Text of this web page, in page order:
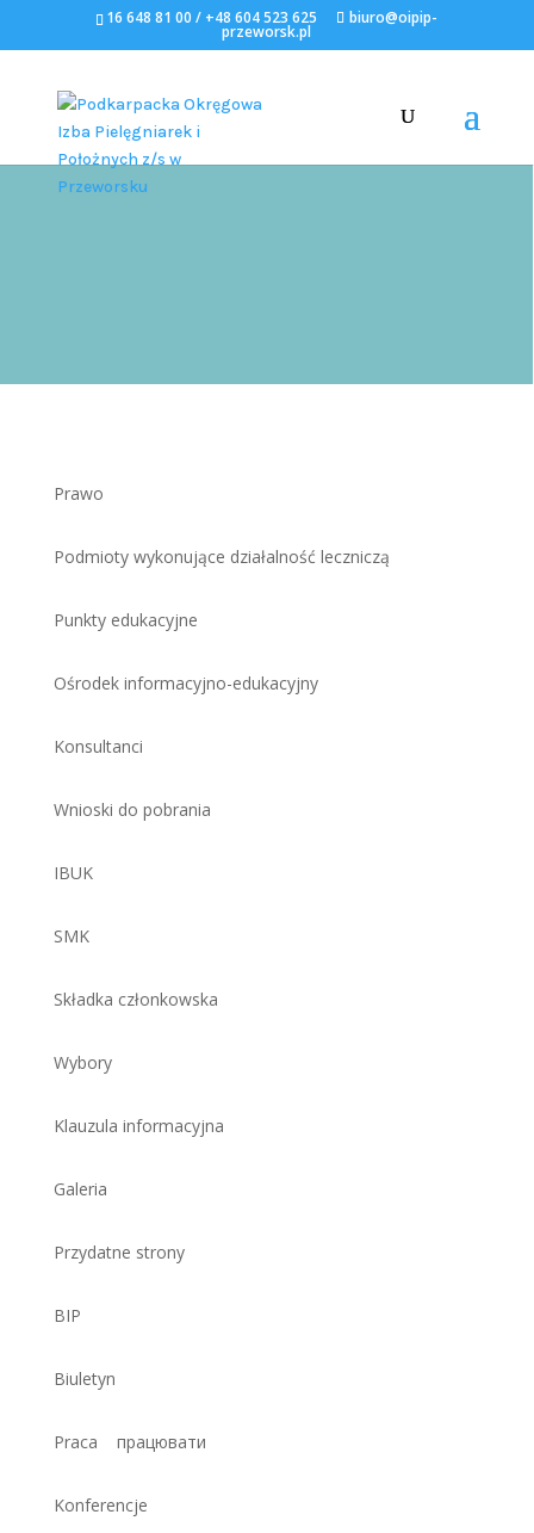
16 648 81 00 / +48 604 523 625 biuro@oipip-
przeworsk.pl
Prawo
Podmioty wykonujące działalność leczniczą
Punkty edukacyjne
Ośrodek informacyjno-edukacyjny
Konsultanci
Wnioski do pobrania
IBUK
SMK
Składka członkowska
Wybory
Klauzula informacyjna
Galeria
Przydatne strony
BIP
Biuletyn
Praca працювати
Konferencje